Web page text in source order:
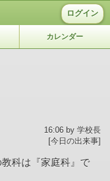
ログイン
カレンダー
16:06 by 学校長
[今日の出来事]
科は『家庭科』で